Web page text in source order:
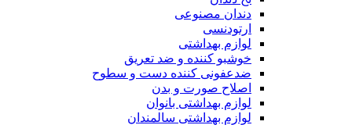
دندان مصنوعی
ارتودنسی
لوازم بهداشتی
خوشبو کننده و ضد تعریق
ضدعفونی کننده دست و سطوح
اصلاح صورت و بدن
لوازم بهداشتی بانوان
لوازم بهداشتی سالمندان